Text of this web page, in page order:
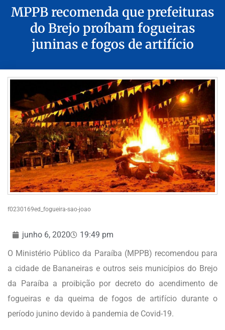
MPPB recomenda que prefeituras
do Brejo proíbam fogueiras
juninas e fogos de artifício
f0230169ed_fogueira-sao-joao
junho 6, 2020
19:49 pm
O Ministério Público da Paraíba (MPPB) recomendou para
a cidade de Bananeiras e outros seis municípios do Brejo
da Paraíba a proibição por decreto do acendimento de
fogueiras e da queima de fogos de artifício durante o
período junino devido à pandemia de Covid-19.